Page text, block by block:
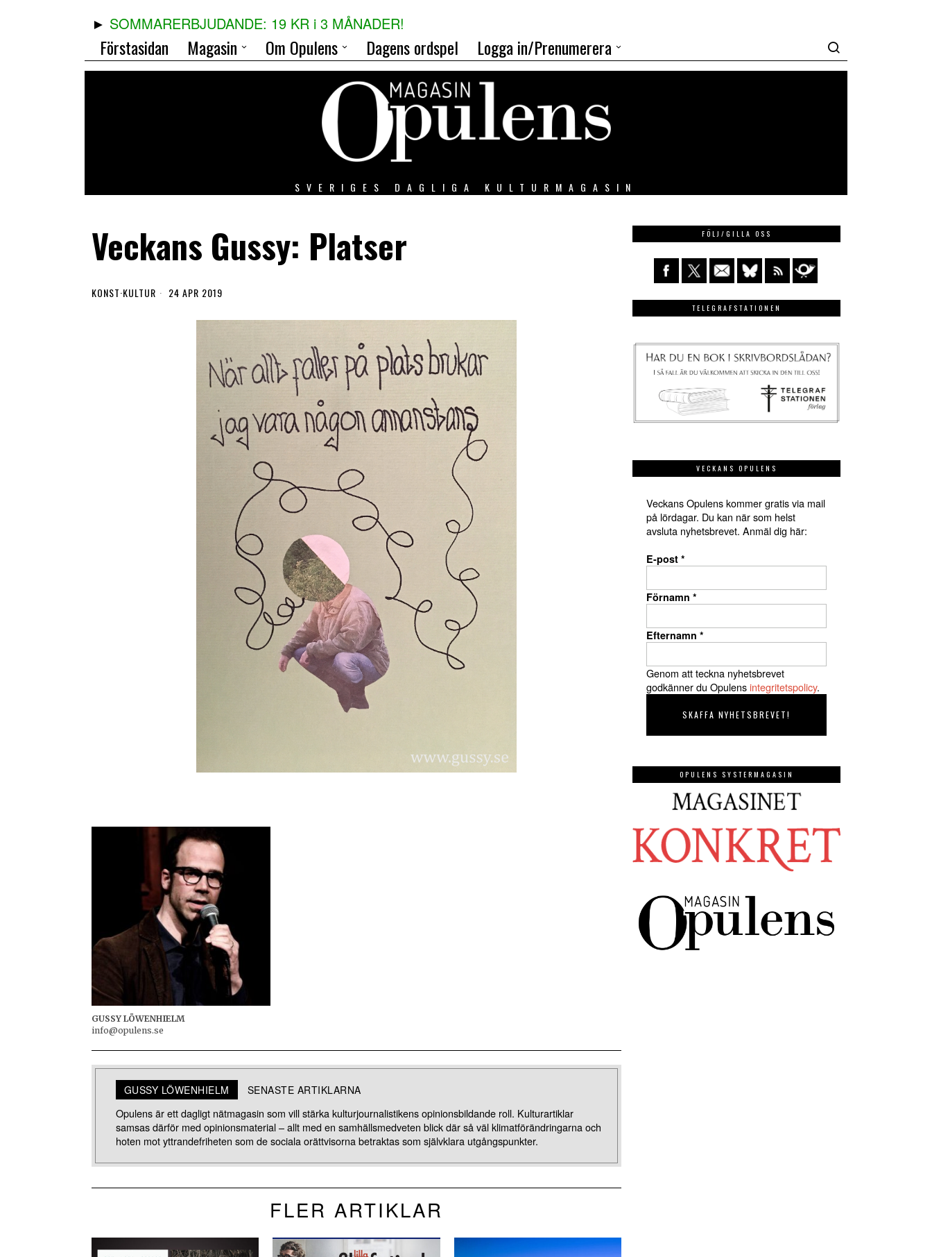
SOMMARERBJUDANDE: 19 KR i 3 MÅNADER!
Förstasidan Magasin Om Opulens Dagens ordspel Logga in/Prenumerera
SVERIGES DAGLIGA KULTURMAGASIN
Veckans Gussy: Platser
KONST·KULTUR 24 APR 2019
GUSSY LÖWENHIELM
info@opulens.se
GUSSY LÖWENHIELM SENASTE ARTIKLARNA
Opulens är ett dagligt nätmagasin som vill stärka kulturjournalistikens opinionsbildande roll. Kulturartiklar
samsas därför med opinionsmaterial – allt med en samhällsmedveten blick där så väl klimatförändringarna och
hoten mot yttrandefriheten som de sociala orättvisorna betraktas som självklara utgångspunkter.
FLER ARTIKLAR
FÖLJ/GILLA OSS
TELEGRAFSTATIONEN
VECKANS OPULENS
Veckans Opulens kommer gratis via mail
på lördagar. Du kan när som helst
avsluta nyhetsbrevet. Anmäl dig här:
E-post *
Förnamn *
Efternamn *
Genom att teckna nyhetsbrevet
godkänner du Opulensintegritetspolicy.
OPULENS SYSTERMAGASIN